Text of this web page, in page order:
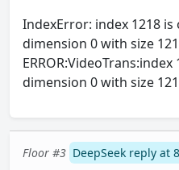
IndexError: index 1218
dimension 0 with size
dimension 0 with size
Floor #3 DeepSeek reply at